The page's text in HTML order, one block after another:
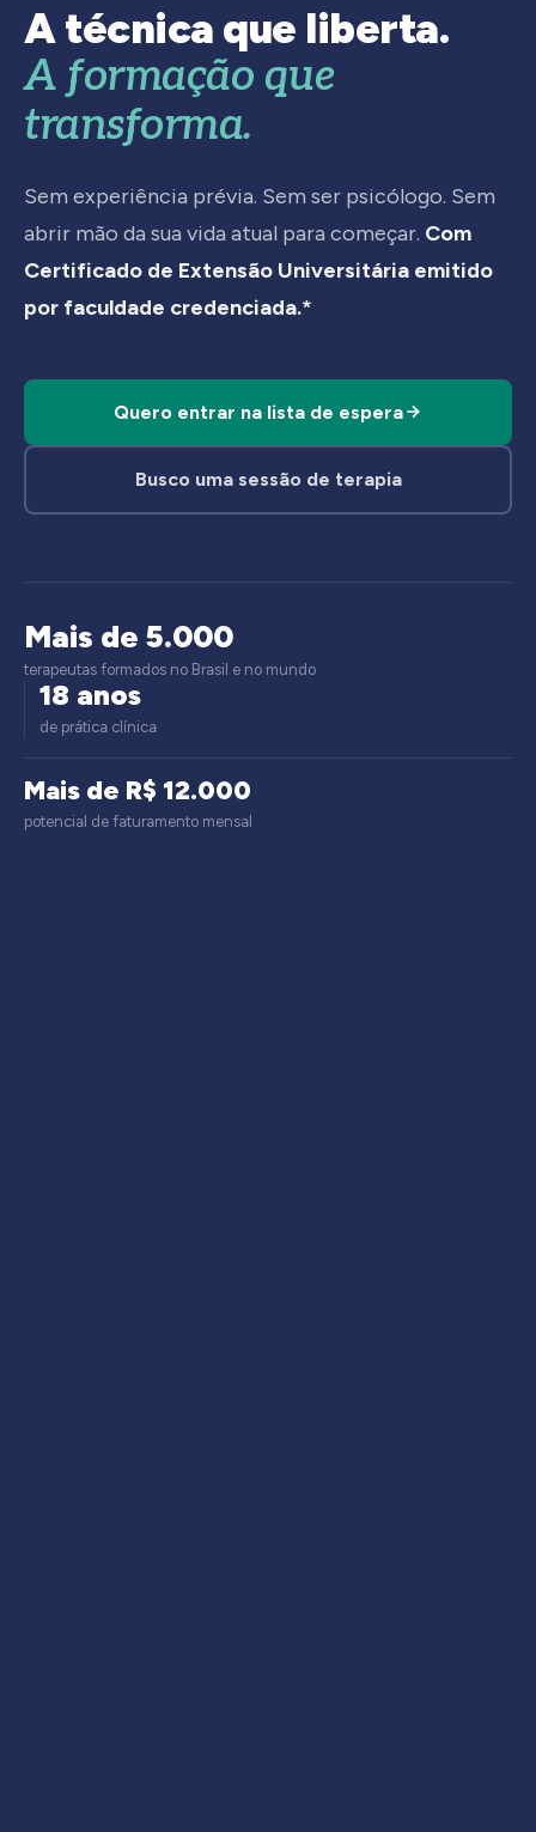
A técnica que liberta.
A formação que
transforma.
Sem experiência prévia. Sem ser psicólogo. Sem
abrir mão da sua vida atual para começar. Com
Certificado de Extensão Universitária emitido
por faculdade credenciada.*
Quero entrar na lista de espera
Busco uma sessão de terapia
Mais de 5.000
terapeutas formados no Brasil e no mundo
18 anos
de prática clínica
Mais de R$ 12.000
potencial de faturamento mensal